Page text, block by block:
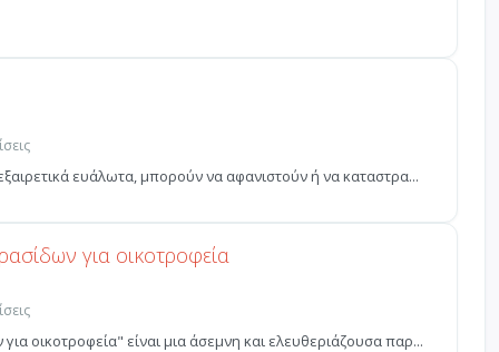
ευάλωτα, μπορούν να αφανιστούν ή να καταστρα...
για οικοτροφεία
οικοτροφεία" είναι μια άσεμνη και ελευθεριάζουσα παρ...